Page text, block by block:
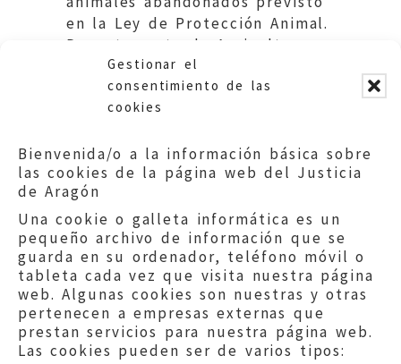
Gestionar el
consentimiento de las
cookies
Bienvenida/o a la información básica sobre
las cookies de la página web del Justicia
de Aragón
Una cookie o galleta informática es un
pequeño archivo de información que se
guarda en su ordenador, teléfono móvil o
tableta cada vez que visita nuestra página
web. Algunas cookies son nuestras y otras
pertenecen a empresas externas que
prestan servicios para nuestra página web.
Las cookies pueden ser de varios tipos:
en la Ley de Protección Animal.
Departamento de Agricultura.